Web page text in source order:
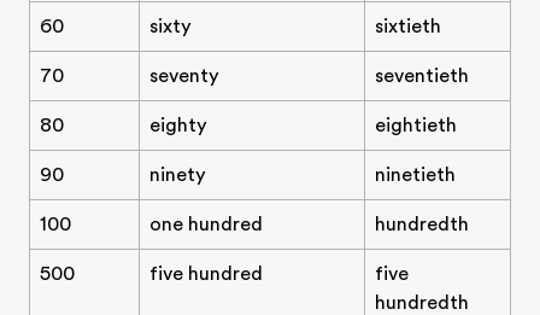
60 sixty sixtieth
70 seventy seventieth
80 eighty eightieth
90 ninety ninetieth
100 one hundred hundredth
500 five hundred
five
hundredth